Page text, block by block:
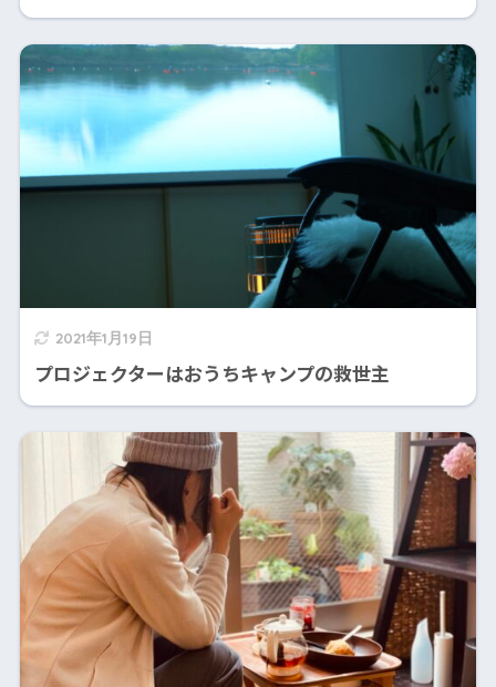
2021年1月19日
プロジェクターはおうちキャンプの救世主